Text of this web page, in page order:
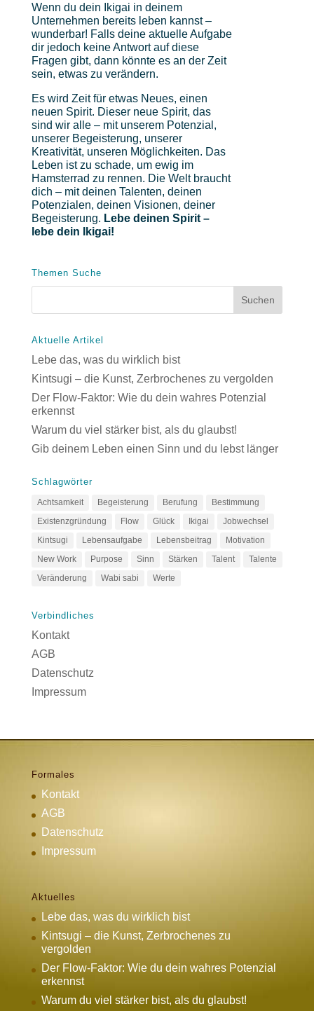
Wenn du dein Ikigai in deinem
Unternehmen bereits leben kannst –
wunderbar! Falls deine aktuelle Aufgabe
dir jedoch keine Antwort auf diese
Fragen gibt, dann könnte es an der Zeit
sein, etwas zu verändern.
Es wird Zeit für etwas Neues, einen
neuen Spirit. Dieser neue Spirit, das
sind wir alle – mit unserem Potenzial,
unserer Begeisterung, unserer
Kreativität, unseren Möglichkeiten. Das
Leben ist zu schade, um ewig im
Hamsterrad zu rennen. Die Welt braucht
dich – mit deinen Talenten, deinen
Potenzialen, deinen Visionen, deiner
Begeisterung. Lebe deinen Spirit –
lebe dein Ikigai!
Themen Suche
Aktuelle Artikel
Lebe das, was du wirklich bist
Kintsugi – die Kunst, Zerbrochenes zu vergolden
Der Flow-Faktor: Wie du dein wahres Potenzial
erkennst
Warum du viel stärker bist, als du glaubst!
Gib deinem Leben einen Sinn und du lebst länger
Schlagwörter
Achtsamkeit Begeisterung Berufung
Bestimmung
Existenzgründung
Flow Glück Ikigai
Jobwechsel
Kintsugi
Lebensaufgabe Lebensbeitrag
Motivation
New Work
Purpose Sinn Stärken Talent
Talente
Veränderung
Wabi sabi Werte
Verbindliches
Kontakt
AGB
Datenschutz
Impressum
Formales
Kontakt
AGB
Datenschutz
Impressum
Aktuelles
Lebe das, was du wirklich bist
Kintsugi – die Kunst, Zerbrochenes zu
vergolden
Der Flow-Faktor: Wie du dein wahres Potenzial
erkennst
Warum du viel stärker bist, als du glaubst!